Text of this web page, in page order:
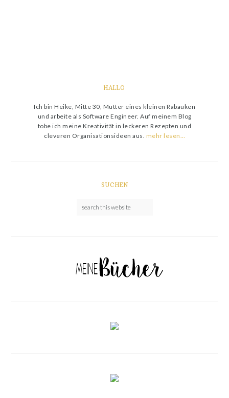
HALLO
Ich bin Heike, Mitte 30, Mutter eines kleinen Rabauken
und arbeite als Software Engineer. Auf meinem Blog
tobe ich meine Kreativität in leckeren Rezepten und
cleveren Organisationsideen aus. mehr lesen…
SUCHEN